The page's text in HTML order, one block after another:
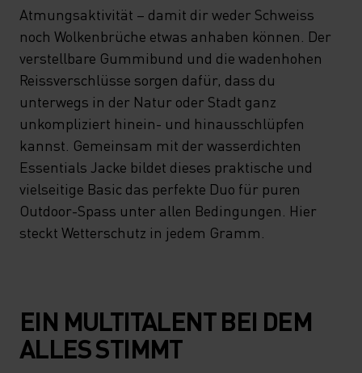
Atmungsaktivität – damit dir weder Schweiss
noch Wolkenbrüche etwas anhaben können. Der
verstellbare Gummibund und die wadenhohen
Reissverschlüsse sorgen dafür, dass du
unterwegs in der Natur oder Stadt ganz
unkompliziert hinein- und hinausschlüpfen
kannst. Gemeinsam mit der wasserdichten
Essentials Jacke bildet dieses praktische und
vielseitige Basic das perfekte Duo für puren
Outdoor-Spass unter allen Bedingungen. Hier
steckt Wetterschutz in jedem Gramm.
EIN MULTITALENT BEI DEM
ALLES STIMMT